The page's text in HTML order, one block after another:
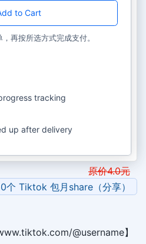
to Cart
再按所选方式完成支付。
tracking
up after delivery
原价4.0元
个 Tiktok 包月share（分享）
@username】